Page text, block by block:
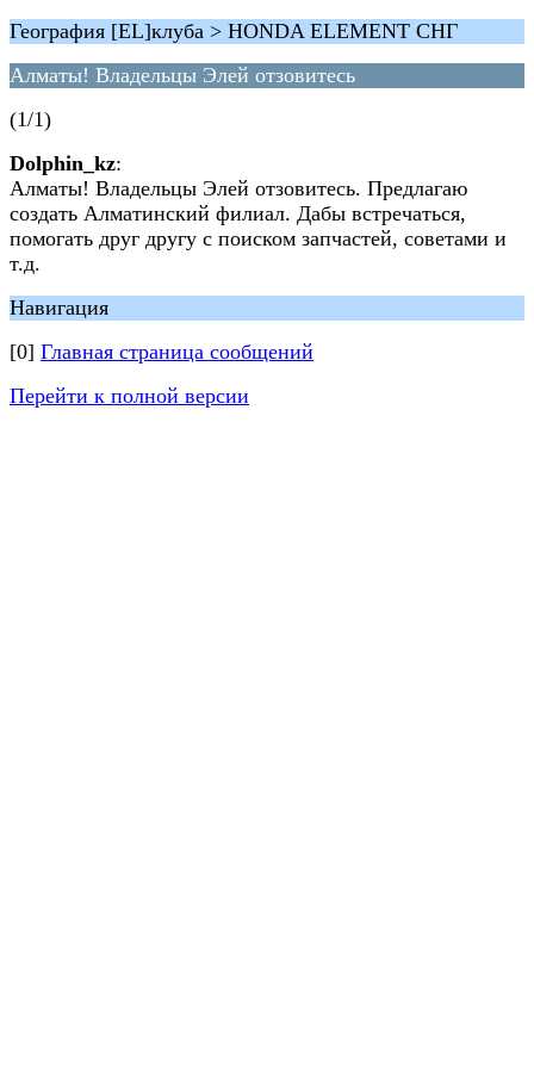
География [EL]клуба > HONDA ELEMENT СНГ
Алматы! Владельцы Элей отзовитесь
(1/1)
Dolphin_kz:
Алматы! Владельцы Элей отзовитесь. Предлагаю
создать Алматинский филиал. Дабы встречаться,
помогать друг другу с поиском запчастей, советами и
т.д.
Навигация
[0] Главная страница сообщений
Перейти к полной версии